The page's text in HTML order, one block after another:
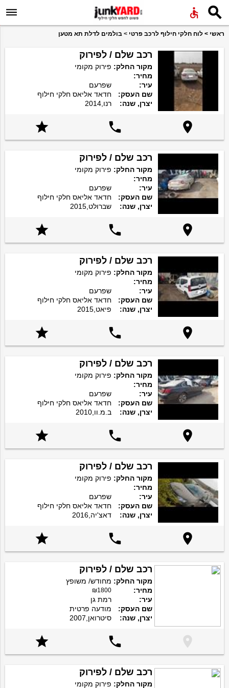
 
ראשי > לוח חלקי חילוף לרכב פרטי > בולמים לדלת תא מטען
רכב שלם / לפירוק
מקור החלק: פירוק מקומי
מחיר:
עיר:
שפרעם
שם העסק:
חדאד אליאס חלקי חילוף
יצרן, שנה:
רנו,2014



רכב שלם / לפירוק
מקור החלק: פירוק מקומי
מחיר:
עיר:
שפרעם
שם העסק:
חדאד אליאס חלקי חילוף
יצרן, שנה:
שברולט,2015



רכב שלם / לפירוק
מקור החלק: פירוק מקומי
מחיר:
עיר:
שפרעם
שם העסק:
חדאד אליאס חלקי חילוף
יצרן, שנה:
פיאט,2015



רכב שלם / לפירוק
מקור החלק: פירוק מקומי
מחיר:
עיר:
שפרעם
שם העסק:
חדאד אליאס חלקי חילוף
יצרן, שנה:
ב.מ.וו,2010



רכב שלם / לפירוק
מקור החלק: פירוק מקומי
מחיר:
עיר:
שפרעם
שם העסק:
חדאד אליאס חלקי חילוף
יצרן, שנה:
דאצ'יה,2016



רכב שלם / לפירוק
מקור החלק: מחודש/ משופץ
מחיר:
₪1800
עיר:
רמת גן
שם העסק:
מודעה פרטית
יצרן, שנה:
סיטרואן,2007



רכב שלם / לפירוק
מקור החלק: פירוק מקומי